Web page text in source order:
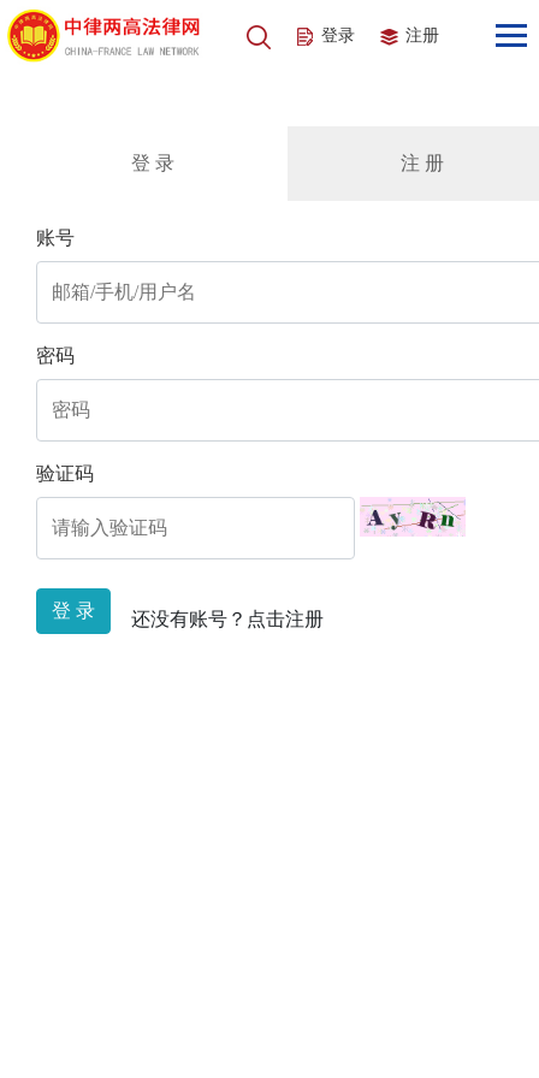
登录 注册
登 录 注 册
账号
密码
验证码
登 录 还没有账号？点击注册